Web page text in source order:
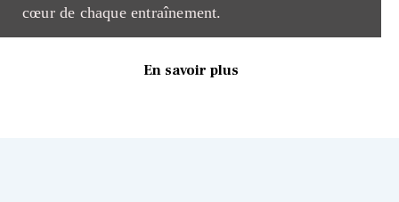
cœur de chaque entraînement.
En savoir plus